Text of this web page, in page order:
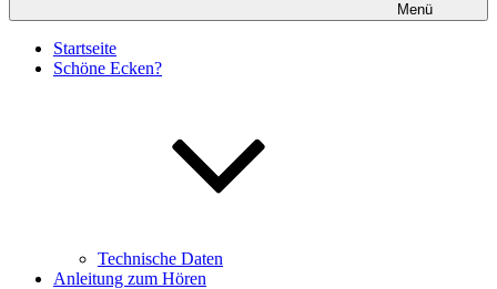
Menü
Startseite
Schöne Ecken?
Technische Daten
Anleitung zum Hören